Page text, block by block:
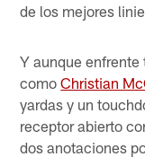
de los mejores
Y aunque
comoChristian
yardas y un
receptor abierto
dos anotaciones